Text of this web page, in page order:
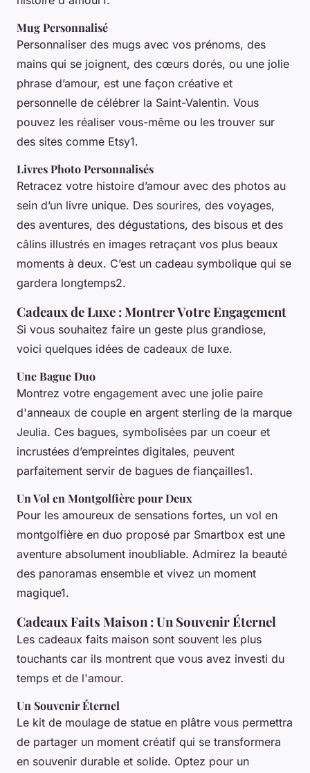
Mug Personnalisé
Personnaliser des mugs avec vos prénoms, des
mains qui se joignent, des cœurs dorés, ou une jolie
phrase d’amour, est une façon créative et
personnelle de célébrer la Saint-Valentin. Vous
pouvez les réaliser vous-même ou les trouver sur
des sites comme Etsy1.
Livres Photo Personnalisés
Retracez votre histoire d’amour avec des photos au
sein d’un livre unique. Des sourires, des voyages,
des aventures, des dégustations, des bisous et des
câlins illustrés en images retraçant vos plus beaux
moments à deux. C’est un cadeau symbolique qui se
gardera longtemps2.
Cadeaux de Luxe : Montrer Votre Engagement
Si vous souhaitez faire un geste plus grandiose,
voici quelques idées de cadeaux de luxe.
Une Bague Duo
Montrez votre engagement avec une jolie paire
d'anneaux de couple en argent sterling de la marque
Jeulia. Ces bagues, symbolisées par un coeur et
incrustées d’empreintes digitales, peuvent
parfaitement servir de bagues de fiançailles1.
Un Vol en Montgolfière pour Deux
Pour les amoureux de sensations fortes, un vol en
montgolfière en duo proposé par Smartbox est une
aventure absolument inoubliable. Admirez la beauté
des panoramas ensemble et vivez un moment
magique1.
Cadeaux Faits Maison : Un Souvenir Éternel
Les cadeaux faits maison sont souvent les plus
touchants car ils montrent que vous avez investi du
temps et de l'amour.
Un Souvenir Éternel
Le kit de moulage de statue en plâtre vous permettra
de partager un moment créatif qui se transformera
en souvenir durable et solide. Optez pour un